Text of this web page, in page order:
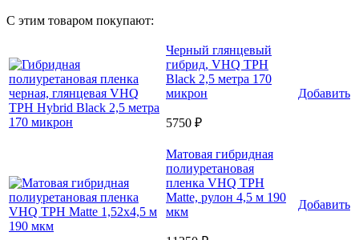
С этим товаром покупают:
Черный глянцевый
гибрид, VHQ TPH
Black 2,5 метра 170
микрон
5750 ₽
Добавить
Матовая гибридная
полиуретановая
пленка VHQ TPH
Matte, рулон 4,5 м 190
мкм
Добавить